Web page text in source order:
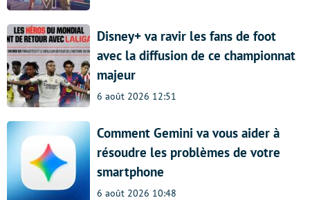
Disney+ va ravir les fans de foot
avec la diffusion de ce championnat
majeur
6 août 2026 12:51
Comment Gemini va vous aider à
résoudre les problèmes de votre
smartphone
6 août 2026 10:48